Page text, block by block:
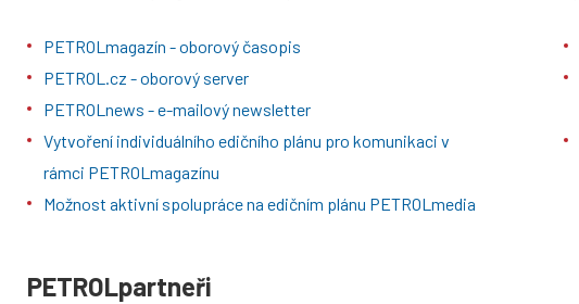
PETROLmagazín - oborový časopis
PETROL.cz - oborový server
PETROLnews - e-mailový newsletter
Vytvoření individuálního edičního plánu pro komunikaci v
rámci PETROLmagazínu
Možnost aktivní spolupráce na edičním plánu PETROLmedia
PETROLpartneři